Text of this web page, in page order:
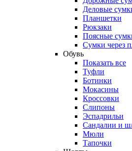
Деловые
Планшетки
Рюкзаки
Поясные
Сумки через
Обувь
Показать все
Туфли
Ботинки
Мокасины
Кроссовки
Слипоны
Эспадрильи
Сандалии и
Мюли
Тапочки